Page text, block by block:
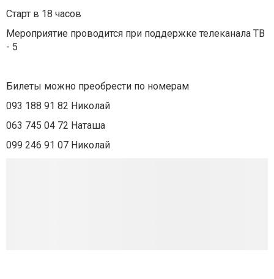
Старт в 18 часов
Мероприятие проводится при поддержке телеканала ТВ
- 5
Билеты можно преобрести по номерам
093 188 91 82 Николай
063 745 04 72 Наташа
099 246 91 07 Николай